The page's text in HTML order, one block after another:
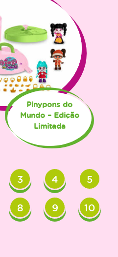
Pinypons do
Mundo – Edição
Limitada
3 4 5
8 9 10